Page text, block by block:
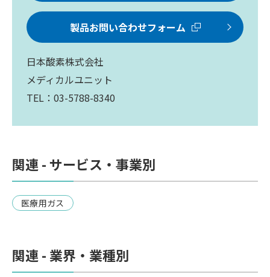
製品お問い合わせフォーム
日本酸素株式会社
メディカルユニット
TEL：03-5788-8340
関連 - サービス・事業別
医療用ガス
関連 - 業界・業種別